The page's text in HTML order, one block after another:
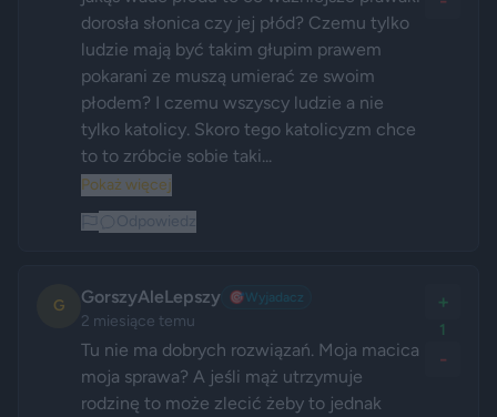
dorosła słonica czy jej płód? Czemu tylko
ludzie mają być takim głupim prawem
pokarani ze muszą umierać ze swoim
płodem? I czemu wszyscy ludzie a nie
tylko katolicy. Skoro tego katolicyzm chce
to to zróbcie sobie taki...
Pokaż więcej
G GorszyAleLepszy 🎯Wyjadacz
2 miesiące temu
Tu nie ma dobrych rozwiązań. Moja macica
moja sprawa? A jeśli mąż utrzymuje
rodzinę to może zlecić żeby to jednak
+
1
-